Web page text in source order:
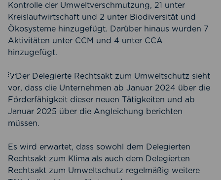
Kontrolle der Umweltverschmutzung, 21 unter
Kreislaufwirtschaft und 2 unter Biodiversität und
Ökosysteme hinzugefügt. Darüber hinaus wurden 7
Aktivitäten unter CCM und 4 unter CCA
hinzugefügt.
💡Der Delegierte Rechtsakt zum Umweltschutz sieht
vor, dass die Unternehmen ab Januar 2024 über die
Förderfähigkeit dieser neuen Tätigkeiten und ab
Januar 2025 über die Angleichung berichten
müssen.
Es wird erwartet, dass sowohl dem Delegierten
Rechtsakt zum Klima als auch dem Delegierten
Rechtsakt zum Umweltschutz regelmäßig weitere